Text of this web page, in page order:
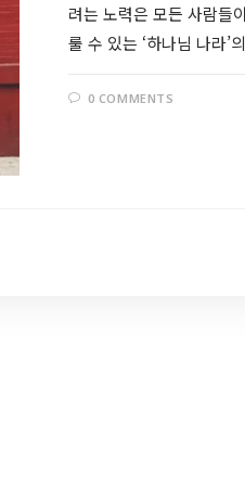
려는 노력은 모든 사람들
룰 수 있는 ‘하나님 나라’
0 COMMENTS